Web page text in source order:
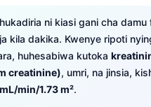
hukadiria ni kiasi gani cha damu
kila dakika. Kwenye ripoti
huhesabiwa kutoka
creatinine), umri, na jinsia,
mL/min/1.73 m².